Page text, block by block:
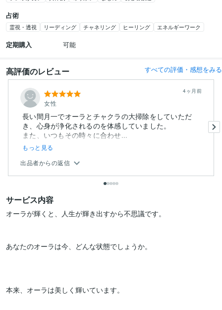
占術
霊視・透視 リーディング チャネリング ヒーリング エネルギーワーク
定期購入 可能
高評価のレビュー すべての評価・感想をみる
女性
4ヶ月前
長い間月一でオーラとチャクラの大掃除をしていただ
き、心身が浄化されるのを体感していました。
また、いつもその時々に合わせ...
もっと見る
出品者からの返信
サービス内容
オーラが輝くと、人生が輝き出すから不思議です。
あなたのオーラは今、どんな状態でしょうか。
本来、オーラは美しく輝いています。